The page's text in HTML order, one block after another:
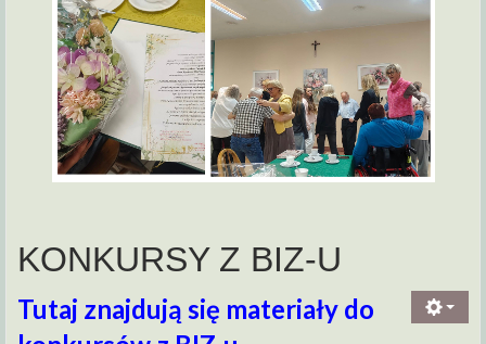
KONKURSY Z BIZ-U
Tutaj znajdują się materiały do